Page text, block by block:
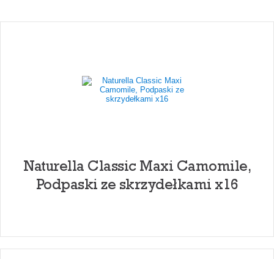
Naturella Classic Maxi Camomile,
Podpaski ze skrzydełkami x16